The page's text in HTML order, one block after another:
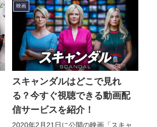
映画
スキャンダルはどこで見れ
る？今すぐ視聴できる動画配
信サービスを紹介！
2020年2月21日に公開の映画「スキャ